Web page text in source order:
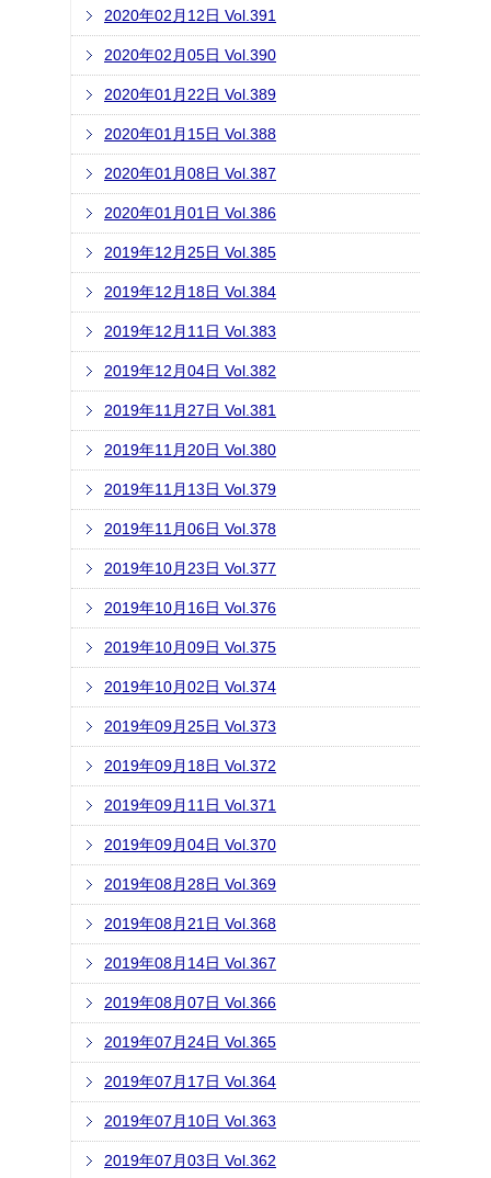
2020年02月12日 Vol.391
2020年02月05日 Vol.390
2020年01月22日 Vol.389
2020年01月15日 Vol.388
2020年01月08日 Vol.387
2020年01月01日 Vol.386
2019年12月25日 Vol.385
2019年12月18日 Vol.384
2019年12月11日 Vol.383
2019年12月04日 Vol.382
2019年11月27日 Vol.381
2019年11月20日 Vol.380
2019年11月13日 Vol.379
2019年11月06日 Vol.378
2019年10月23日 Vol.377
2019年10月16日 Vol.376
2019年10月09日 Vol.375
2019年10月02日 Vol.374
2019年09月25日 Vol.373
2019年09月18日 Vol.372
2019年09月11日 Vol.371
2019年09月04日 Vol.370
2019年08月28日 Vol.369
2019年08月21日 Vol.368
2019年08月14日 Vol.367
2019年08月07日 Vol.366
2019年07月24日 Vol.365
2019年07月17日 Vol.364
2019年07月10日 Vol.363
2019年07月03日 Vol.362